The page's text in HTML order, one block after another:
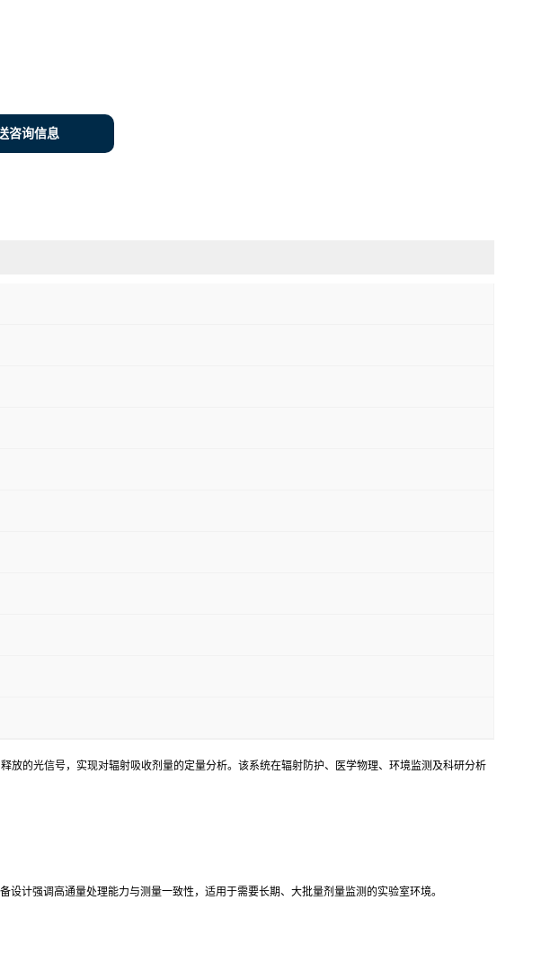
咨询信息
放的光信号，实现对辐射吸收剂量的定量分析。该系统在辐射防护、医学物理、环境监测及科研分析
计强调高通量处理能力与测量一致性，适用于需要长期、大批量剂量监测的实验室环境。